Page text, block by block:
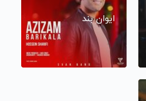
ایوان بند